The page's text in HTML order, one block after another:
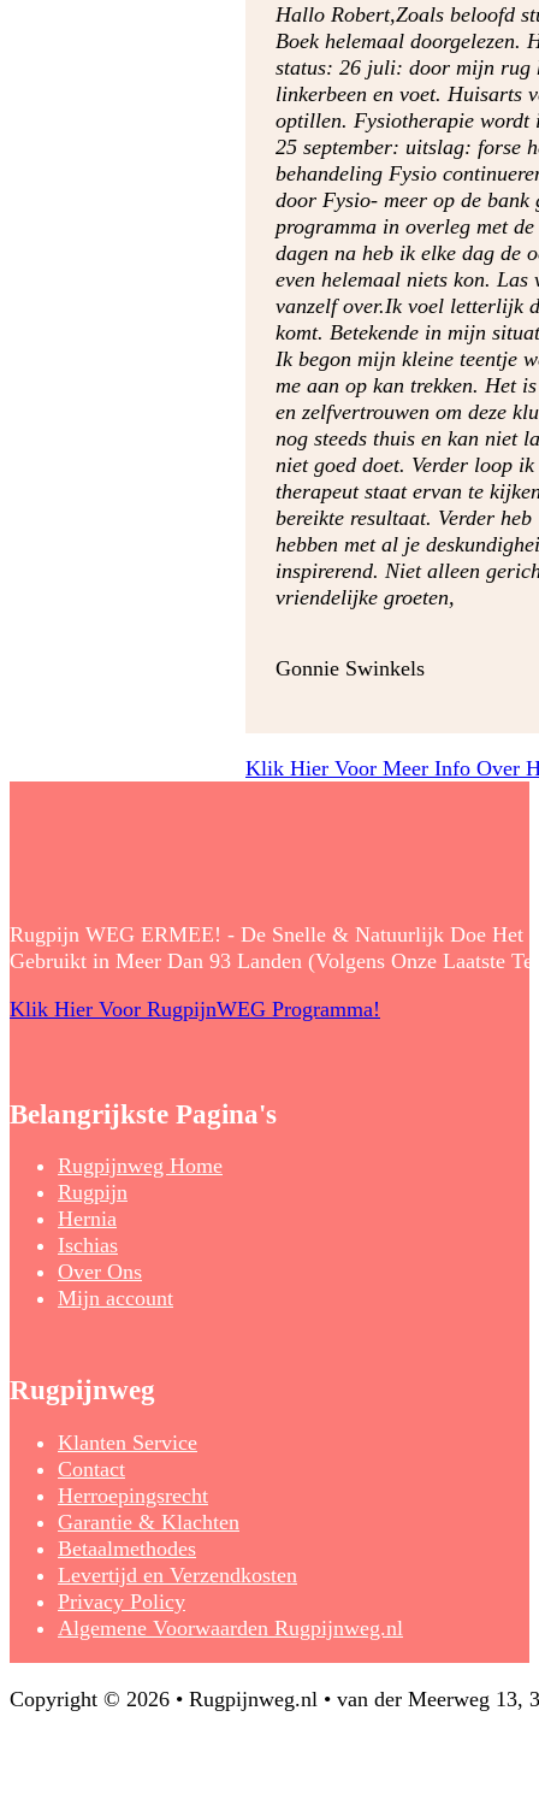
Hallo Robert,Zoals beloofd
Boek helemaal doorgelezen.
status: 26 juli: door mijn rug
linkerbeen en voet. Huisarts
optillen. Fysiotherapie wordt
25 september: uitslag: forse
behandeling Fysio
door Fysio- meer op de bank
programma in overleg met
dagen na heb ik elke dag de
even helemaal niets kon.
vanzelf over.Ik voel letterlijk
komt. Betekende in mijn
Ik begon mijn kleine teentje
me aan op kan trekken. Het
en zelfvertrouwen om deze
nog steeds thuis en kan niet
niet goed doet. Verder loop
therapeut staat ervan te
bereikte resultaat. Verder
hebben met al je
inspirerend. Niet alleen
vriendelijke groeten,
Gonnie Swinkels
Klik Hier Voor Meer Info Over
Rugpijn WEG ERMEE! - De Snelle & Natuurlijk Doe Het
Gebruikt in Meer Dan 93 Landen (Volgens Onze Laatste
Klik Hier Voor RugpijnWEG Programma!
Belangrijkste Pagina's
Rugpijnweg Home
Rugpijn
Hernia
Ischias
Over Ons
Mijn account
Rugpijnweg
Klanten Service
Contact
Herroepingsrecht
Garantie & Klachten
Betaalmethodes
Levertijd en Verzendkosten
Privacy Policy
Algemene Voorwaarden Rugpijnweg.nl
Copyright © 2026 • Rugpijnweg.nl • van der Meerweg